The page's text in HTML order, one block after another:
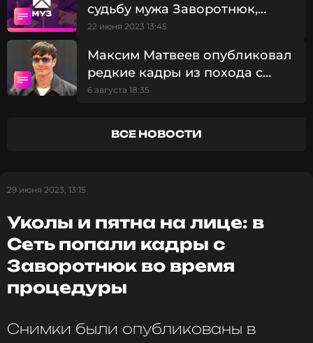
ССЫЛКА
судьбу мужа Заворотнюк,
лишившегося работы
22 июня 2023 13:45
Максим Матвеев опубликовал
редкие кадры из похода с
сыновьями
6 августа 18:35
ВСЕ НОВОСТИ
29 июня 2023, 13:15
Уколы и пятна на лице: в
Сеть попали кадры с
Заворотнюк во время
процедуры
Снимки были опубликованы в